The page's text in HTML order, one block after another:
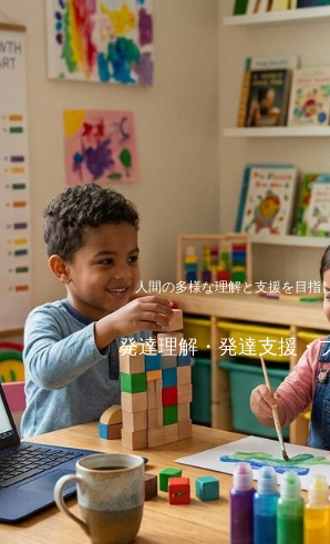
人間の多様な理解と支援を目指
発達理解・発達支援・